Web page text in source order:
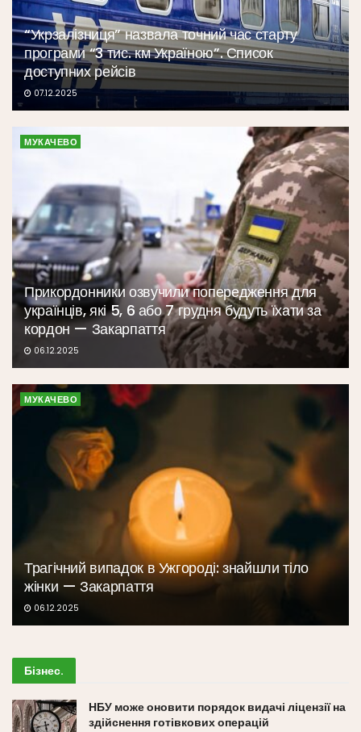
“Укрзалізниця” назвала точний час старту
програми “3 тис. км Україною”. Список
доступних рейсів
07.12.2025
МУКАЧЕВО
Прикордонники озвучили попередження для
українців, які 5, 6 або 7 грудня будуть їхати за
кордон — Закарпаття
06.12.2025
МУКАЧЕВО
Трагічний випадок в Ужгороді: знайшли тіло
жінки — Закарпаття
06.12.2025
Бізнес.
НБУ може оновити порядок видачі ліцензії на
здійснення готівкових операцій